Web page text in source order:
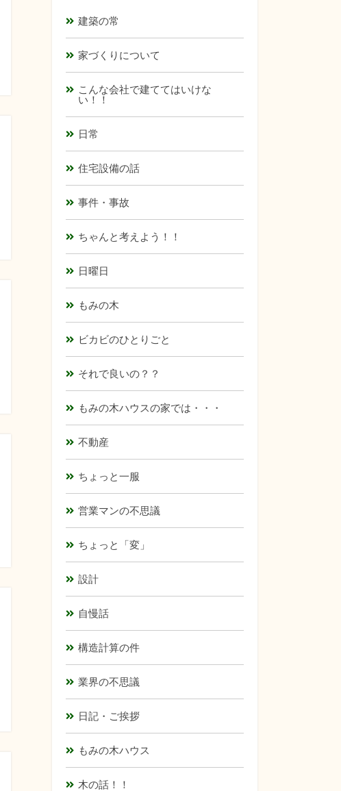
建築の常
家づくりについて
こんな会社で建ててはいけな
い！！
日常
住宅設備の話
事件・事故
ちゃんと考えよう！！
日曜日
もみの木
ビカビのひとりごと
それで良いの？？
もみの木ハウスの家では・・・
不動産
ちょっと一服
営業マンの不思議
ちょっと「変」
設計
自慢話
構造計算の件
業界の不思議
日記・ご挨拶
もみの木ハウス
木の話！！